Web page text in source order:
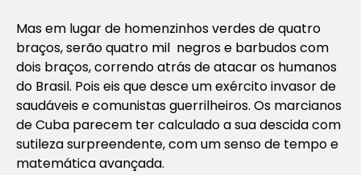
Mas em lugar de homenzinhos verdes de quatro
braços, serão quatro mil negros e barbudos com
dois braços, correndo atrás de atacar os humanos
do Brasil. Pois eis que desce um exército invasor de
saudáveis e comunistas guerrilheiros. Os marcianos
de Cuba parecem ter calculado a sua descida com
sutileza surpreendente, com um senso de tempo e
matemática avançada.